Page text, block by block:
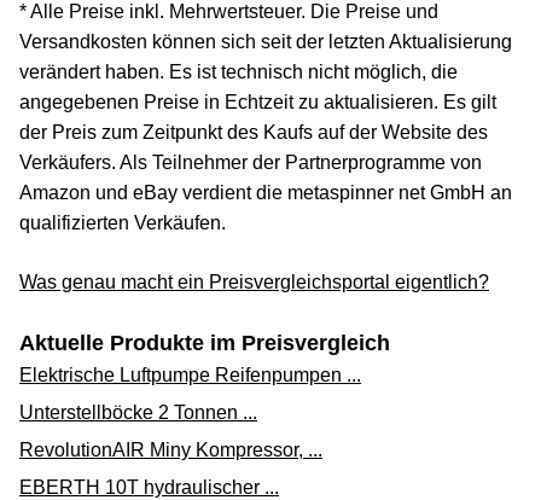
* Alle Preise inkl. Mehrwertsteuer. Die Preise und
Versandkosten können sich seit der letzten Aktualisierung
verändert haben. Es ist technisch nicht möglich, die
angegebenen Preise in Echtzeit zu aktualisieren. Es gilt
der Preis zum Zeitpunkt des Kaufs auf der Website des
Verkäufers. Als Teilnehmer der Partnerprogramme von
Amazon und eBay verdient die metaspinner net GmbH an
qualifizierten Verkäufen.
Was genau macht ein Preisvergleichsportal eigentlich?
Aktuelle Produkte im Preisvergleich
Elektrische Luftpumpe Reifenpumpen ...
Unterstellböcke 2 Tonnen ...
RevolutionAIR Miny Kompressor, ...
EBERTH 10T hydraulischer ...